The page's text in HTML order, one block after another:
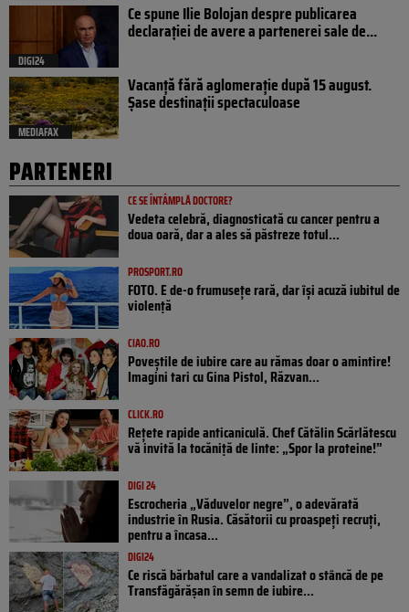
DIGI24
Ce spune Ilie Bolojan despre publicarea
declarației de avere a partenerei sale de...
MEDIAFAX
Vacanță fără aglomerație după 15 august.
Șase destinații spectaculoase
PARTENERI
CE SE ÎNTÂMPLĂ DOCTORE?
Vedeta celebră, diagnosticată cu cancer pentru a
doua oară, dar a ales să păstreze totul...
PROSPORT.RO
FOTO. E de-o frumusețe rară, dar își acuză iubitul de
violență
CIAO.RO
Poveştile de iubire care au rămas doar o amintire!
Imagini tari cu Gina Pistol, Răzvan...
CLICK.RO
Rețete rapide anticaniculă. Chef Cătălin Scărlătescu
vă invită la tocăniță de linte: „Spor la proteine!”
DIGI 24
Escrocheria „Văduvelor negre”, o adevărată
industrie în Rusia. Căsătorii cu proaspeți recruți,
pentru a încasa...
DIGI24
Ce riscă bărbatul care a vandalizat o stâncă de pe
Transfăgărășan în semn de iubire...